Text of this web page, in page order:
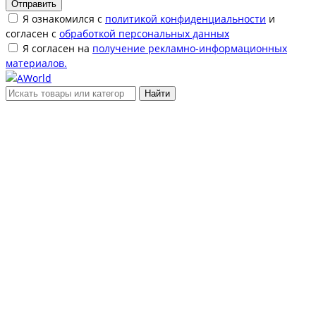
Отправить
Я ознакомился с политикой конфиденциальности и
согласен с обработкой персональных данных
Я согласен на получение рекламно-информационных
материалов.
Найти